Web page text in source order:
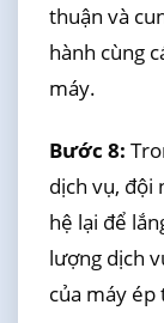
thuận và
hành cùng
máy.
Bước 8:
dịch vụ, đội
hệ lại để
lượng dịch
của máy ép